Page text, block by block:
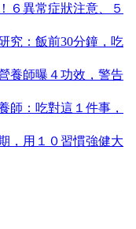
６異常症狀注意、５
究：飯前30分鐘，吃
養師曝４功效，警告
師：吃對這１件事，
，用１０習慣強健大